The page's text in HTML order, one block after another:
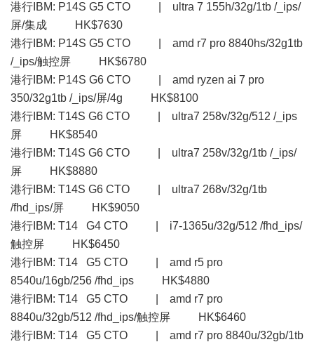
港行IBM: P14S G5 CTO | ultra 7 155h/32g/1tb /_ips/
屏/集成 HK$7630
港行IBM: P14S G5 CTO | amd r7 pro 8840hs/32g1tb
/_ips/触控屏 HK$6780
港行IBM: P14S G6 CTO | amd ryzen ai 7 pro
350/32g1tb /_ips/屏/4g HK$8100
港行IBM: T14S G6 CTO | ultra7 258v/32g/512 /_ips
屏 HK$8540
港行IBM: T14S G6 CTO | ultra7 258v/32g/1tb /_ips/
屏 HK$8880
港行IBM: T14S G6 CTO | ultra7 268v/32g/1tb
/fhd_ips/屏 HK$9050
港行IBM: T14 G4 CTO | i7-1365u/32g/512 /fhd_ips/
触控屏 HK$6450
港行IBM: T14 G5 CTO | amd r5 pro
8540u/16gb/256 /fhd_ips HK$4880
港行IBM: T14 G5 CTO | amd r7 pro
8840u/32gb/512 /fhd_ips/触控屏 HK$6460
港行IBM: T14 G5 CTO | amd r7 pro 8840u/32gb/1tb